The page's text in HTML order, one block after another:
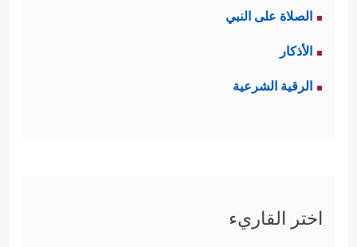
الصلاة على النبي
الأذكار
الرقية الشرعية
اختر القاريء